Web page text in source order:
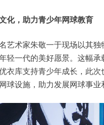
化，助力青少年网球教育
艺术家朱敬一于现场以其
轻一代的美好愿景。这幅
衣库支持青少年成长，此次
球设施，助力发展网球事业